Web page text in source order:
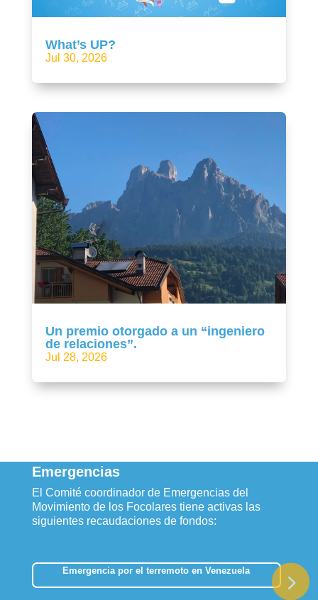
What’s UP?
Jul 30, 2026
Un premio otorgado a un “ingeniero
de relaciones”.
Jul 28, 2026
Emergencias
El Comité coordinador de Emergencias del
Movimiento de los Focolares tiene activas las
siguientes recaudaciones de fondos:
Emergencia por el terremoto en Venezuela